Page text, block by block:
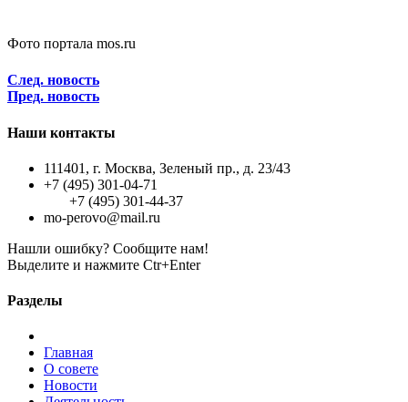
Фото портала mos.ru
След. новость
Пред. новость
Наши контакты
111401, г. Москва, Зеленый пр., д. 23/43
+7 (495) 301-04-71
+7 (495) 301-44-37
mo-perovo@mail.ru
Нашли ошибку? Сообщите нам!
Выделите и нажмите Ctr+Enter
Разделы
Главная
О совете
Новости